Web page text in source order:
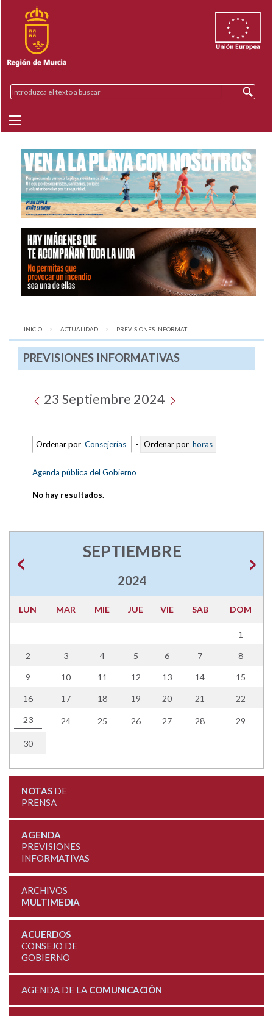
INICIO ACTUALIDAD AQUÍ:
PREVISIONES INFORMAT...
PREVISIONES INFORMATIVAS
23 Septiembre 2024
Ordenar por Consejerías - Ordenar por horas
Agenda pública del Gobierno
No hay resultados.
SEPTIEMBRE
2024
LUN MAR MIE JUE VIE SAB DOM
1
2 3 4 5 6 7 8
9 10 11 12 13 14 15
16 17 18 19 20 21 22
23 24 25 26 27 28 29
30
NOTASDE
PRENSA
AGENDA
PREVISIONES
INFORMATIVAS
ARCHIVOS
MULTIMEDIA
ACUERDOS
CONSEJO DE
GOBIERNO
AGENDA DE LA COMUNICACIÓN